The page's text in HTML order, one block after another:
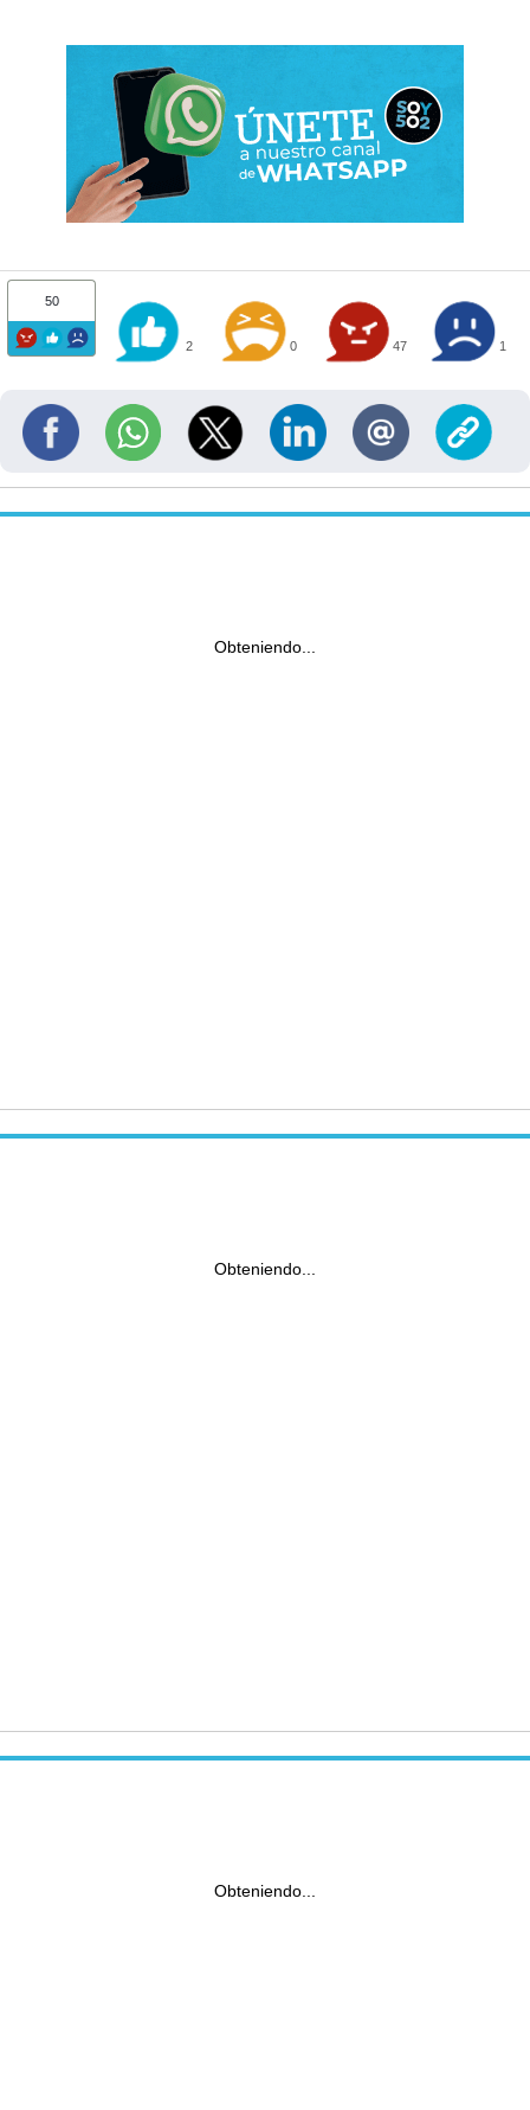
50
2 0 47 1
Obteniendo...
Obteniendo...
Obteniendo...